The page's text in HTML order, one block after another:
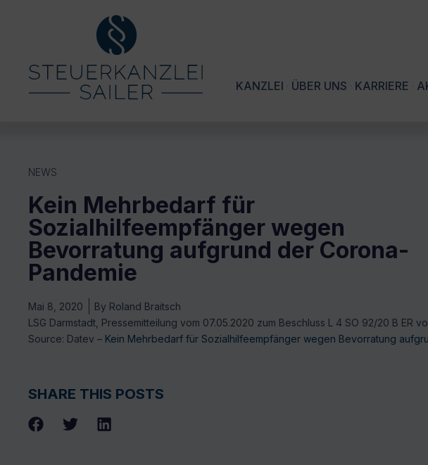
KANZLEI ÜBER UNS KARRIERE
NEWS
Kein Mehrbedarf für
Sozialhilfeempfänger wegen
Bevorratung aufgrund der Corona-
Pandemie
Mai 8, 2020 By Roland Braitsch
LSG Darmstadt, Pressemitteilung vom 07.05.2020 zum Beschluss L 4 SO 92/20 B ER
Source: Datev – Kein Mehrbedarf für Sozialhilfeempfänger wegen Bevorratung
SHARE THIS POSTS